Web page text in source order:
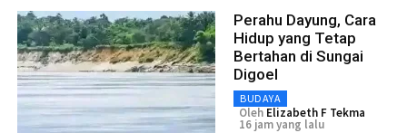
Perahu Dayung, Cara
Hidup yang Tetap
Bertahan di Sungai
Digoel
BUDAYA
Oleh Elizabeth F Tekma
16 jam yang lalu